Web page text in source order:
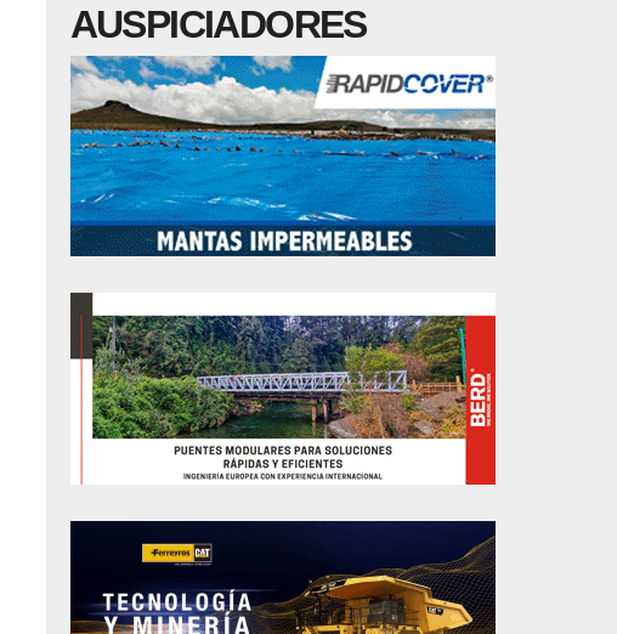
AUSPICIADORES